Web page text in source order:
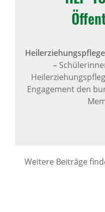
–
Engagement den
Weitere Beiträge